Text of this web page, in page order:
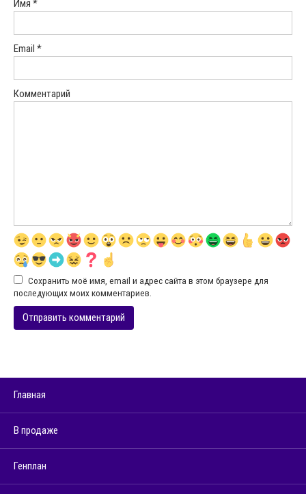
Имя *
Email *
Комментарий
Сохранить моё имя, email и адрес сайта в этом браузере для
последующих моих комментариев.
Главная
В продаже
Генплан